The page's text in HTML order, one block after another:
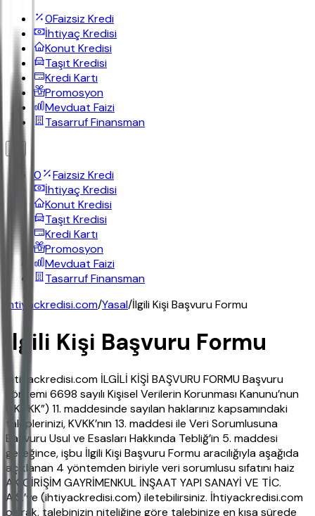
0Faizsiz Kredi
İhtiyaç Kredisi
Konut Kredisi
Taşıt Kredisi
Kredi Kartı
Promosyon
Mevduat Faizi
Tasarruf Finansman
0
Faizsiz Kredi
İhtiyaç Kredisi
Konut Kredisi
Taşıt Kredisi
Kredi Kartı
Promosyon
Mevduat Faizi
Tasarruf Finansman
ihtiyackredisi.com/Yasal/İlgili Kişi Başvuru Formu
İlgili Kişi Başvuru Formu
ihtiyackredisi.com İLGİLİ KİŞİ BAŞVURU FORMU Başvuru
Yöntemi 6698 sayılı Kişisel Verilerin Korunması Kanunu’nun
(“KVKK”) 11. maddesinde sayılan haklarınız kapsamındaki
taleplerinizi, KVKK’nın 13. maddesi ile Veri Sorumlusuna
Başvuru Usul ve Esasları Hakkında Tebliğ’in 5. maddesi
gereğince, işbu İlgili Kişi Başvuru Formu aracılığıyla aşağıda
açıklanan 4 yöntemden biriyle veri sorumlusu sıfatını haiz
AK GİRİŞİM GAYRİMENKUL İNŞAAT YAPI SANAYİ VE TİC.
A.Ş.’ye (ihtiyackredisi.com) iletebilirsiniz. İhtiyackredisi.com
olarak, talebinizin niteliğine göre talebinize en kısa sürede